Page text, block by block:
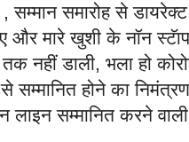
समारोह से डायरेक्ट
और मारे खुशी के नॉन
नहीं डाली, भला हो
से सम्मानित होने का
सम्मानित करने